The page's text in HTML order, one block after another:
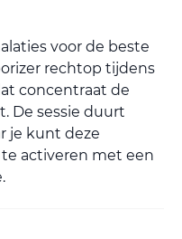
voor de beste
rechtop tijdens
concentraat de
De sessie duurt
je kunt deze
activeren met een